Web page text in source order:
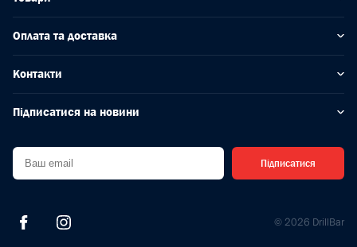
Оплата та доставка
Контакти
Підписатися на новини
Підписатися
© 2026 DrillBar